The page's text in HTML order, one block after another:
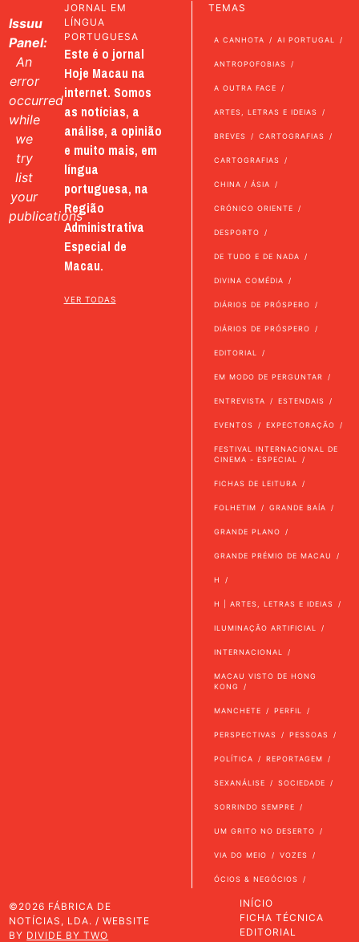
Issuu
Panel:
An
error
occurred
while
we
try
list
your
publications
JORNAL EM
LÍNGUA
PORTUGUESA
Este é o jornal
Hoje Macau na
internet. Somos
as notícias, a
análise, a opinião
e muito mais, em
língua
portuguesa, na
Região
Administrativa
Especial de
Macau.
VER TODAS
TEMAS
A CANHOTA AI PORTUGAL
ANTROPOFOBIAS
A OUTRA FACE
ARTES, LETRAS E IDEIAS
BREVES CARTOGRAFIAS
CARTOGRAFIAS
CHINA / ÁSIA
CRÓNICO ORIENTE
DESPORTO
DE TUDO E DE NADA
DIVINA COMÉDIA
DIÁRIOS DE PRÓSPERO
DIÁRIOS DE PRÓSPERO
EDITORIAL
EM MODO DE PERGUNTAR
ENTREVISTA ESTENDAIS
EVENTOS EXPECTORAÇÃO
FESTIVAL INTERNACIONAL DE
CINEMA - ESPECIAL
FICHAS DE LEITURA
FOLHETIM GRANDE BAÍA
GRANDE PLANO
GRANDE PRÉMIO DE MACAU
H
H | ARTES, LETRAS E IDEIAS
ILUMINAÇÃO ARTIFICIAL
INTERNACIONAL
MACAU VISTO DE HONG
KONG
MANCHETE PERFIL
PERSPECTIVAS PESSOAS
POLÍTICA REPORTAGEM
SEXANÁLISE SOCIEDADE
SORRINDO SEMPRE
UM GRITO NO DESERTO
VIA DO MEIO VOZES
ÓCIOS & NEGÓCIOS
©2026 FÁBRICA DE
NOTÍCIAS, LDA. / WEBSITE
BY DIVIDE BY TWO
INÍCIO
FICHA TÉCNICA
EDITORIAL